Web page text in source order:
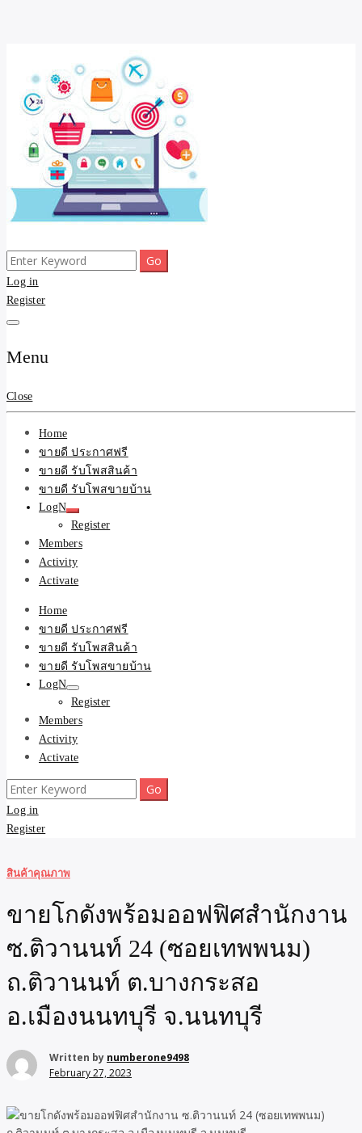
content
รับจ้างโพสต์ บ้าน ที่ดิน
อสังหา kyedee.com โพส
ขายดี ขายฟรี รับโพสขาย
สินค้าและบริการ
ขายดี โพสประกาศขายสินค้าฟรี บ้าน ที่ดิน อสังหา รับโพสต์ประกาศขาย
ของ รับรองผล ดีที่สุดถูกที่สุด ติดหน้าแรกกูเกืล
Search
for:
Log in
Register
Menu
Close
Home
ขายดี ประกาศฟรี
ขายดี รับโพสสินค้า
ขายดี รับโพสขายบ้าน
LogN
Register
Members
Activity
Activate
Home
ขายดี ประกาศฟรี
ขายดี รับโพสสินค้า
ขายดี รับโพสขายบ้าน
LogN
Register
Members
Activity
Activate
Search
for:
Log in
Register
สินค้าคุณภาพ
ขายโกดังพร้อมออฟฟิศสำนักงาน
ซ.ติวานนท์ 24 (ซอยเทพพนม)
ถ.ติวานนท์ ต.บางกระสอ
อ.เมืองนนทบุรี จ.นนทบุรี
Written by numberone9498
February 27, 2023